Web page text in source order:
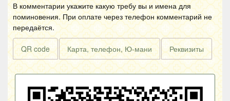
В комментарии укажите какую требу вы и имена для
поминовения. При оплате через телефон комментарий не
передаётся.
QR code Карта, телефон, Ю-мани Реквизиты